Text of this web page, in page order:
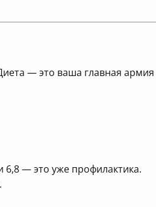
— это ваша главная армия
6,8 — это уже профилактика.